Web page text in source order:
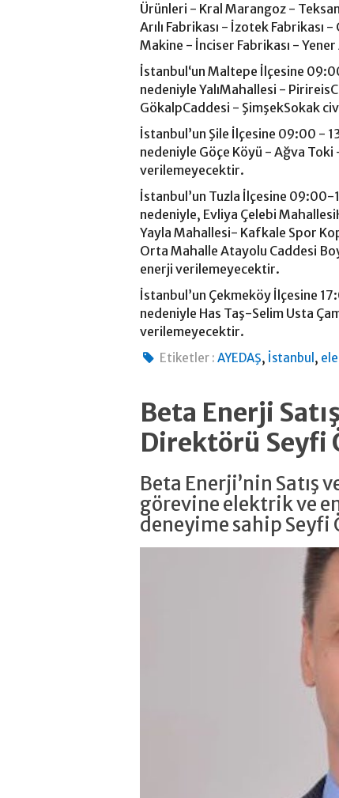
Ürünleri - Kral Marangoz -
Arılı Fabrikası - İzotek Fabrikası
Makine - İnciser Fabrikası -
İstanbul‘un Maltepe İlçesine
nedeniyle YalıMahallesi -
GökalpCaddesi - ŞimşekSokak
İstanbul’un Şile İlçesine 09:00 -
nedeniyle Göçe Köyü - Ağva Toki
verilemeyecektir.
İstanbul’un Tuzla İlçesine 09:00-
nedeniyle, Evliya Çelebi
Yayla Mahallesi- Kafkale Spor
Orta Mahalle Atayolu Caddesi
enerji verilemeyecektir.
İstanbul’un Çekmeköy İlçesine
nedeniyle Has Taş-Selim Usta
verilemeyecektir.
Etiketler : AYEDAŞ, İstanbul ,
Beta Enerji
Direktörü Seyfi
Beta Enerji’nin Satış
görevine elektrik ve
deneyime sahip Seyfi